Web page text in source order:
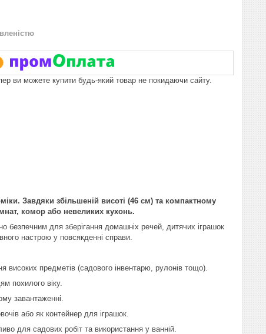
ви можете купити будь-який товар не покидаючи сайту.
Завдяки збільшеній висоті (46 см) та компактному
комор або невеликих кухонь.
безпечним для зберігання домашніх речей, дитячих іграшок
настрою у повсякденні справи.
високих предметів (садового інвентарю, рулонів тощо).
похилого віку.
завантаженні.
або як контейнер для іграшок.
для садових робіт та використання у ванній.